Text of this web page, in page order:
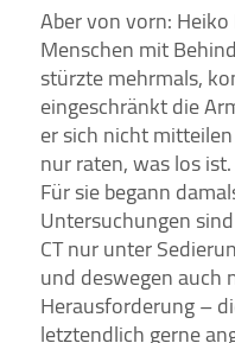
Aber von vorn:
Menschen mit
stürzte mehrmals,
eingeschränkt die
er sich nicht
nur raten, was los
Für sie begann
Untersuchungen
CT nur unter
und deswegen auch
Herausforderung –
letztendlich gerne